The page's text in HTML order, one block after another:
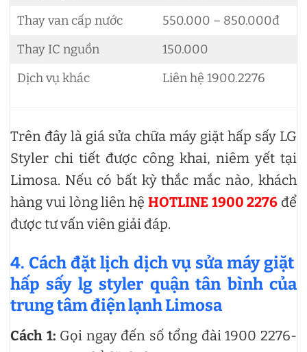
Thay van cấp nước
550.000 – 850.000đ
Thay IC nguồn
150.000
Dịch vụ khác
Liên hệ 1900.2276
Trên đây là giá sửa chữa máy giặt hấp sấy LG
Styler chi tiết được công khai, niêm yết tại
Limosa. Nếu có bất kỳ thắc mắc nào, khách
hàng vui lòng liên hệ HOTLINE 1900 2276 để
được tư vấn viên giải đáp.
4. Cách đặt lịch dịch vụ sửa máy giặt
hấp sấy lg styler quận tân bình của
trung tâm điện lạnh Limosa
Cách 1: Gọi ngay đến số tổng đài 1900 2276-